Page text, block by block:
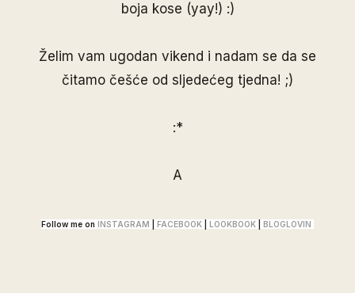
boja kose (yay!) :)
Želim vam ugodan vikend i nadam se da se
čitamo češće od sljedećeg tjedna! ;)
:*
A
Follow me on INSTAGRAM FACEBOOK LOOKBOOK BLOGLOVIN